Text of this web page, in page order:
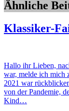
Ähnliche
Klassiker-
Hallo ihr Lieben,
war, melde ich mich
2021 war
von der Pandemie,
Kind…